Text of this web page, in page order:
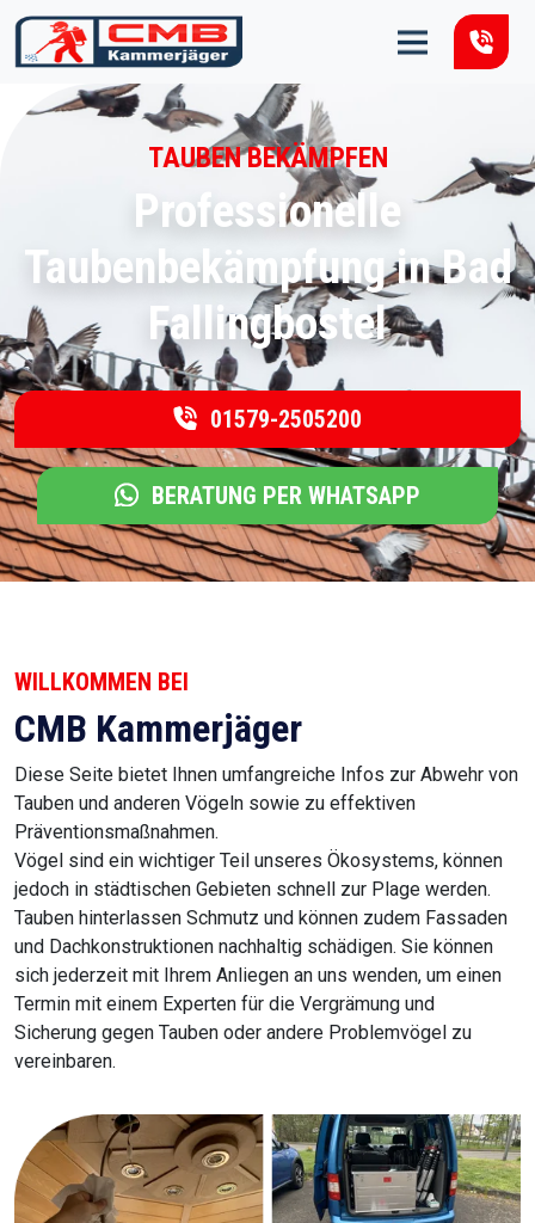
Zum Inhalt springen
TAUBEN BEKÄMPFEN
Professionelle
Taubenbekämpfung in Bad
Fallingbostel
01579-2505200
BERATUNG PER WHATSAPP
WILLKOMMEN BEI
CMB Kammerjäger
Diese Seite bietet Ihnen umfangreiche Infos zur Abwehr von
Tauben und anderen Vögeln sowie zu effektiven
Präventionsmaßnahmen.
Vögel sind ein wichtiger Teil unseres Ökosystems, können
jedoch in städtischen Gebieten schnell zur Plage werden.
Tauben hinterlassen Schmutz und können zudem Fassaden
und Dachkonstruktionen nachhaltig schädigen. Sie können
sich jederzeit mit Ihrem Anliegen an uns wenden, um einen
Termin mit einem Experten für die Vergrämung und
Sicherung gegen Tauben oder andere Problemvögel zu
vereinbaren.